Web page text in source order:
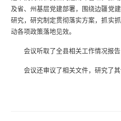
及省、州基层党建部署，围绕边疆党
研究，研究制定贯彻落实方案，抓实
动各项政策落地见效。
会议听取了全县相关工作情况报
会议还审议了相关文件，研究了其